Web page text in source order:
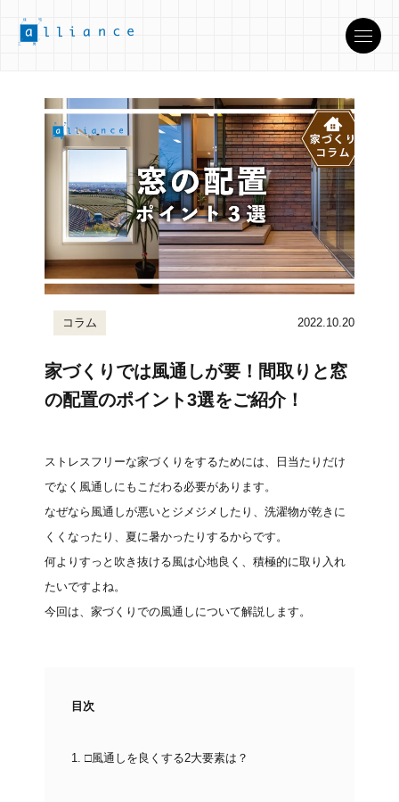
コラム 2022.10.20
家づくりでは風通しが要！間取りと窓
の配置のポイント3選をご紹介！
ストレスフリーな家づくりをするためには、日当たりだけ
でなく風通しにもこだわる必要があります。
なぜなら風通しが悪いとジメジメしたり、洗濯物が乾きに
くくなったり、夏に暑かったりするからです。
何よりすっと吹き抜ける風は心地良く、積極的に取り入れ
たいですよね。
今回は、家づくりでの風通しについて解説します。
目次
1. □風通しを良くする2大要素は？